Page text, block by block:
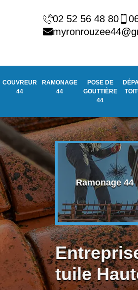
02 52 56 48 80
COUVREUR
44
RAMONAGE
44
POSE DE
GOUTTIÈRE
44
44 Ramonage 44
tuile